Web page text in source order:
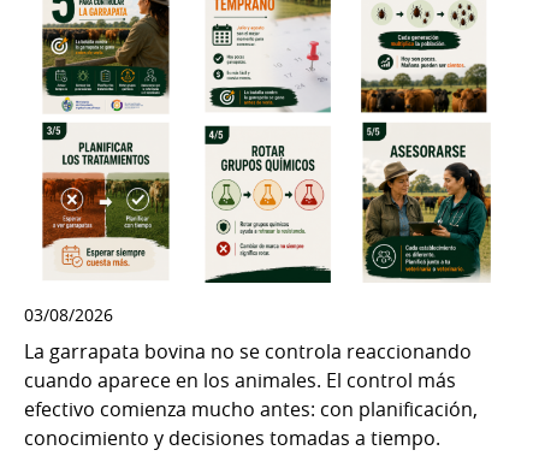
03/08/2026
La garrapata bovina no se controla reaccionando
cuando aparece en los animales. El control más
efectivo comienza mucho antes: con planificación,
conocimiento y decisiones tomadas a tiempo.